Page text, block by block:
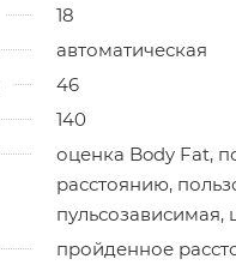
18
автоматическая
46
140
оценка Body Fat,
расстоянию,
пульсозависимая,
пройденное